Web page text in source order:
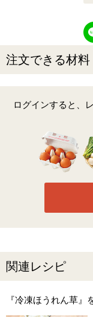
注文できる材料
ログインすると、
関連レシピ
『冷凍ほうれん草』